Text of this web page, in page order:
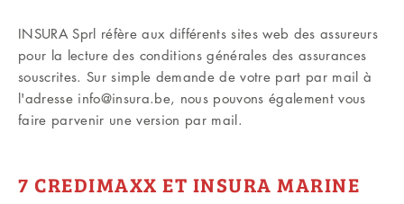
INSURA Sprl réfère aux différents sites web des assureurs
pour la lecture des conditions générales des assurances
souscrites. Sur simple demande de votre part par mail à
l'adresse info@insura.be, nous pouvons également vous
faire parvenir une version par mail.
7 CREDIMAXX ET INSURA MARINE